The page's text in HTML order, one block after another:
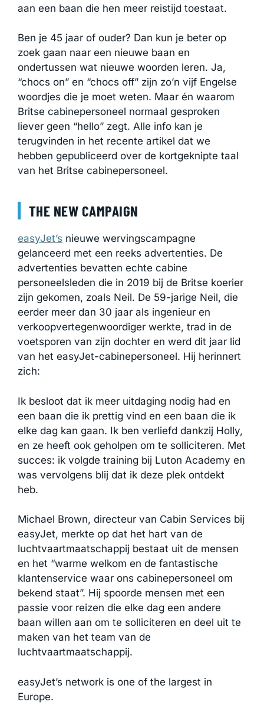
aan een baan die hen meer reistijd toestaat.
Ben je 45 jaar of ouder? Dan kun je beter op
zoek gaan naar een nieuwe baan en
ondertussen wat nieuwe woorden leren. Ja,
“chocs on” en “chocs off” zijn zo’n vijf Engelse
woordjes die je moet weten. Maar én waarom
Britse cabinepersoneel normaal gesproken
liever geen “hello” zegt. Alle info kan je
terugvinden in het recente artikel dat we
hebben gepubliceerd over de kortgeknipte taal
van het Britse cabinepersoneel.
THE NEW CAMPAIGN
easyJet’s nieuwe wervingscampagne
gelanceerd met een reeks advertenties. De
advertenties bevatten echte cabine
personeelsleden die in 2019 bij de Britse koerier
zijn gekomen, zoals Neil. De 59-jarige Neil, die
eerder meer dan 30 jaar als ingenieur en
verkoopvertegenwoordiger werkte, trad in de
voetsporen van zijn dochter en werd dit jaar lid
van het easyJet-cabinepersoneel. Hij herinnert
zich:
Ik besloot dat ik meer uitdaging nodig had en
een baan die ik prettig vind en een baan die ik
elke dag kan gaan. Ik ben verliefd dankzij Holly,
en ze heeft ook geholpen om te solliciteren. Met
succes: ik volgde training bij Luton Academy en
was vervolgens blij dat ik deze plek ontdekt
heb.
Michael Brown, directeur van Cabin Services bij
easyJet, merkte op dat het hart van de
luchtvaartmaatschappij bestaat uit de mensen
en het “warme welkom en de fantastische
klantenservice waar ons cabinepersoneel om
bekend staat”. Hij spoorde mensen met een
passie voor reizen die elke dag een andere
baan willen aan om te solliciteren en deel uit te
maken van het team van de
luchtvaartmaatschappij.
easyJet’s network is one of the largest in
Europe.